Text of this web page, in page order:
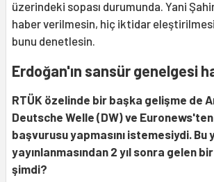
üzerindeki sopası durumunda. Yani
haber verilmesin, hiç iktidar
bunu denetlesin.
Erdoğan'ın sansür genelgesi
RTÜK özelinde bir başka gelişme de
Deutsche Welle (DW) ve
başvurusu yapmasını istemesiydi. Bu
yayınlanmasından 2 yıl sonra gelen
şimdi?